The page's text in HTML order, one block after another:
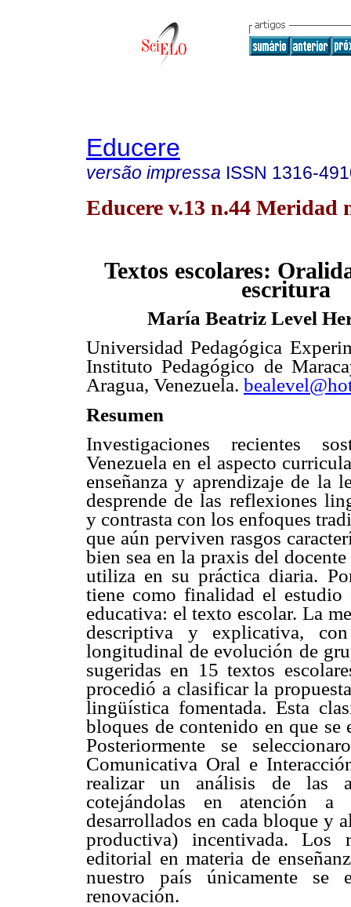
Educere
versão impressa ISSN 1316-
Educere v.13 n.44 Meridad
Textos escolares:
escritura
María Beatriz Level
Universidad Pedagógica
Instituto Pedagógico de
Aragua, Venezuela.
Resumen
Investigaciones recientes
Venezuela en el aspecto
enseñanza y aprendizaje de la
desprende de las reflexiones
y contrasta con los enfoques
que aún perviven rasgos
bien sea en la praxis del
utiliza en su práctica diaria.
tiene como finalidad el
educativa: el texto escolar. La
descriptiva y explicativa,
longitudinal de evolución de
sugeridas en 15 textos
procedió a clasificar la
lingüística fomentada. Esta
bloques de contenido en que se
Posteriormente se
Comunicativa Oral e
realizar un análisis de las
cotejándolas en atención a
desarrollados en cada bloque y
productiva) incentivada. Los
editorial en materia de
nuestro país únicamente se
renovación.